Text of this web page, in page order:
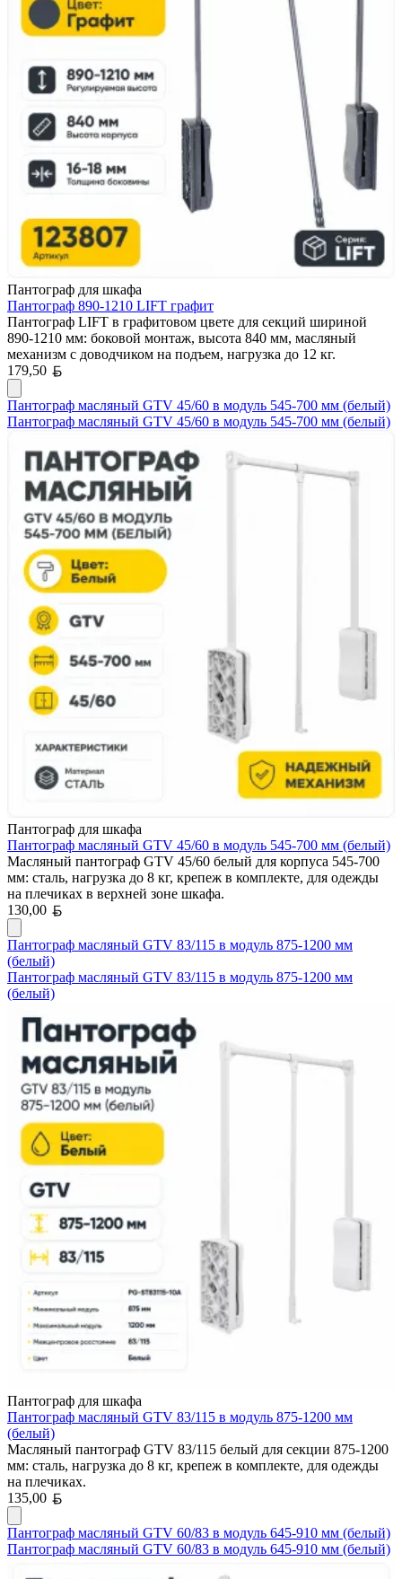
Пантограф для шкафа
Пантограф 890-1210 LIFT графит
Пантограф LIFT в графитовом цвете для секций шириной
890-1210 мм: боковой монтаж, высота 840 мм, масляный
механизм с доводчиком на подъем, нагрузка до 12 кг.
179,50
Пантограф масляный GTV 45/60 в модуль 545-700 мм (белый)
Пантограф масляный GTV 45/60 в модуль 545-700 мм (белый)
Пантограф для шкафа
Пантограф масляный GTV 45/60 в модуль 545-700 мм (белый)
Масляный пантограф GTV 45/60 белый для корпуса 545-700
мм: сталь, нагрузка до 8 кг, крепеж в комплекте, для одежды
на плечиках в верхней зоне шкафа.
130,00
Пантограф масляный GTV 83/115 в модуль 875-1200 мм
(белый)
Пантограф масляный GTV 83/115 в модуль 875-1200 мм
(белый)
Пантограф для шкафа
Пантограф масляный GTV 83/115 в модуль 875-1200 мм
(белый)
Масляный пантограф GTV 83/115 белый для секции 875-1200
мм: сталь, нагрузка до 8 кг, крепеж в комплекте, для одежды
на плечиках.
135,00
Пантограф масляный GTV 60/83 в модуль 645-910 мм (белый)
Пантограф масляный GTV 60/83 в модуль 645-910 мм (белый)